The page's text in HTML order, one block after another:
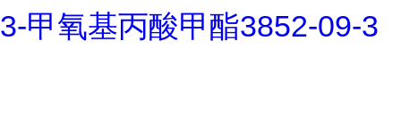
3-甲氧基丙酸甲酯3852-09-3